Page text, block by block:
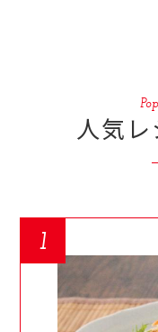
人気